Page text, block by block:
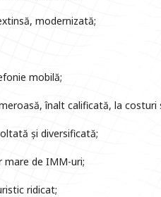
modernizată;
mobilă;
înalt calificată, la
și diversificată;
mare de IMM-uri;
ridicat;